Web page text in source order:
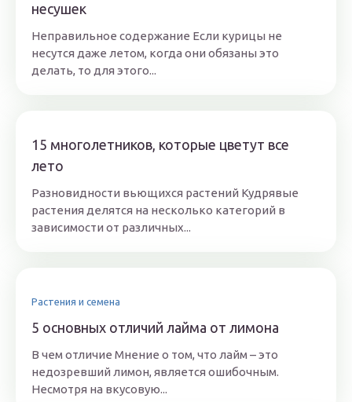
несушек
Неправильное содержание Если курицы не
несутся даже летом, когда они обязаны это
делать, то для этого...
15 многолетников, которые цветут все
лето
Разновидности вьющихся растений Кудрявые
растения делятся на несколько категорий в
зависимости от различных...
Растения и семена
5 основных отличий лайма от лимона
В чем отличие Мнение о том, что лайм – это
недозревший лимон, является ошибочным.
Несмотря на вкусовую...